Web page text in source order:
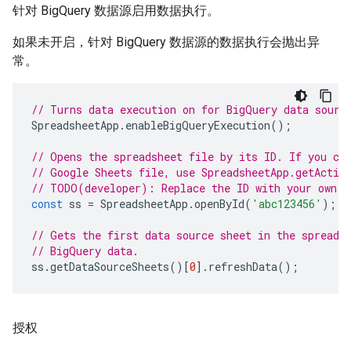
针对 BigQuery 数据源启用数据执行。
如果未开启，针对 BigQuery 数据源的数据执行会抛出异
常。
// Turns data execution on for BigQuery data
SpreadsheetApp . enableBigQueryExecution();
// Opens the spreadsheet file by its ID. If you
// Google Sheets file, use
// TODO(developer): Replace the ID with your own.
const ss = SpreadsheetApp .openById( 'abc123456' );
// Gets the first data source sheet in the
// BigQuery data.
ss .getDataSourceSheets()[0]. refreshData();
授权